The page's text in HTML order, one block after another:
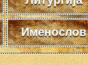
Именослов